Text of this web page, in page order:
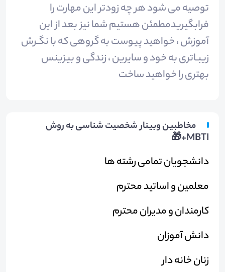
توصیه می شود هر چه زودتر این مهارت را
فرابگیریدمطمئن هستیم شما نیز بعد از این
آموزش ، خواهید پیوست به گروهی که با نگـرش
زیبـاتری به خود و سایرین ، زندگی و بیزینس
بهتری را خواهید ساخت
مخاطبین وبینار شخصیت شناسی به روش
MBTI+🎁
دانشجویان تمامی رشته ها
معلمین و اساتید محترم
کارمندان و مدیران محترم
دانش آموزان
زنان خانه دار